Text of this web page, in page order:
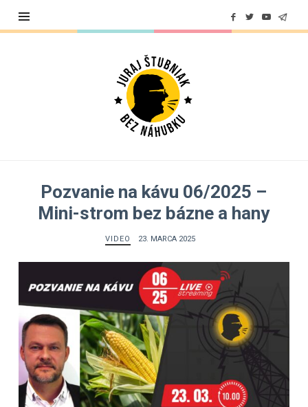
Juraj
Štubniak
Pozvanie na kávu 06/2025 –
Mini-strom bez bázne a hany
VIDEO 23. MARCA 2025